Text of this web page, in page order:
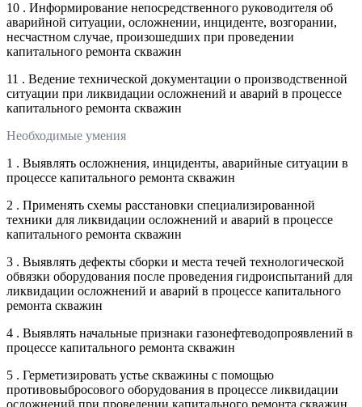
10 . Информирование непосредственного руководителя об
аварийной ситуации, осложнении, инциденте, возгорании,
несчастном случае, произошедших при проведении
капитального ремонта скважин
11 . Ведение технической документации о производственной
ситуации при ликвидации осложнений и аварий в процессе
капитального ремонта скважин
Необходимые умения
1 . Выявлять осложнения, инциденты, аварийные ситуации в
процессе капитального ремонта скважин
2 . Применять схемы расстановки специализированной
техники для ликвидации осложнений и аварий в процессе
капитального ремонта скважин
3 . Выявлять дефекты сборки и места течей технологической
обвязки оборудования после проведения гидроиспытаний для
ликвидации осложнений и аварий в процессе капитального
ремонта скважин
4 . Выявлять начальные признаки газонефтеводопроявлений в
процессе капитального ремонта скважин
5 . Герметизировать устье скважины с помощью
противовыбросового оборудования в процессе ликвидации
осложнений при проведении капитального ремонта скважин